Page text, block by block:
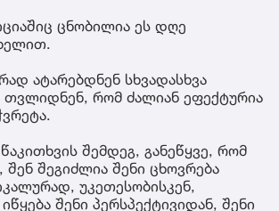
ცნობილია ეს დღე
ატარებდნენ სხვადასხვა
რომ ძალიან ეფექტურია
შემდეგ, განეწყვე, რომ
შეგიძლია შენი ცხოვრება
უკეთესობისკენ,
შენი პერსპექტივიდან, შენი